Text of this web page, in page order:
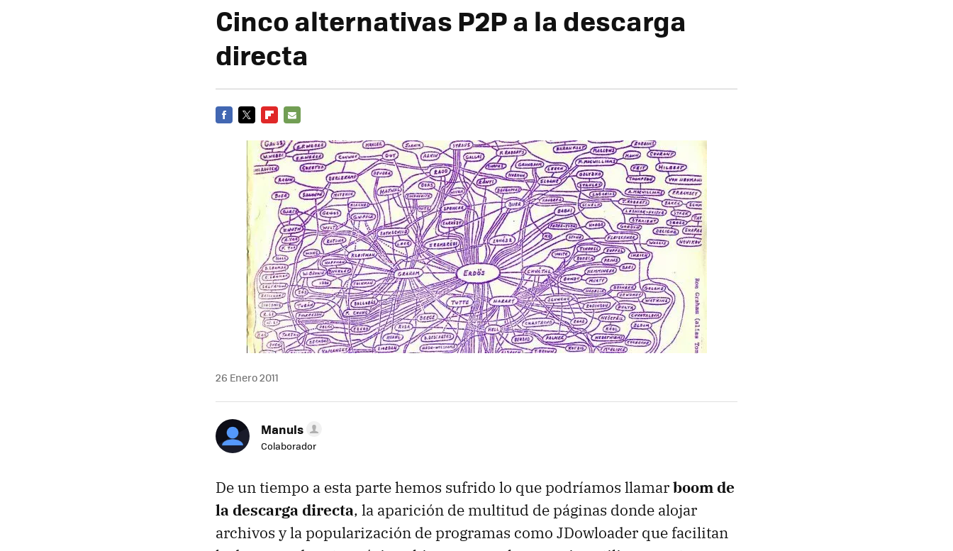
Cinco alternativas P2P a la descarga
directa
MAIL
26 Enero 2011
Manuls
Colaborador
De un tiempo a esta parte hemos sufrido lo que podríamos llamarboom de
la descarga directa, la aparición de multitud de páginas donde alojar
archivos y la popularización de programas como JDowloader que facilitan